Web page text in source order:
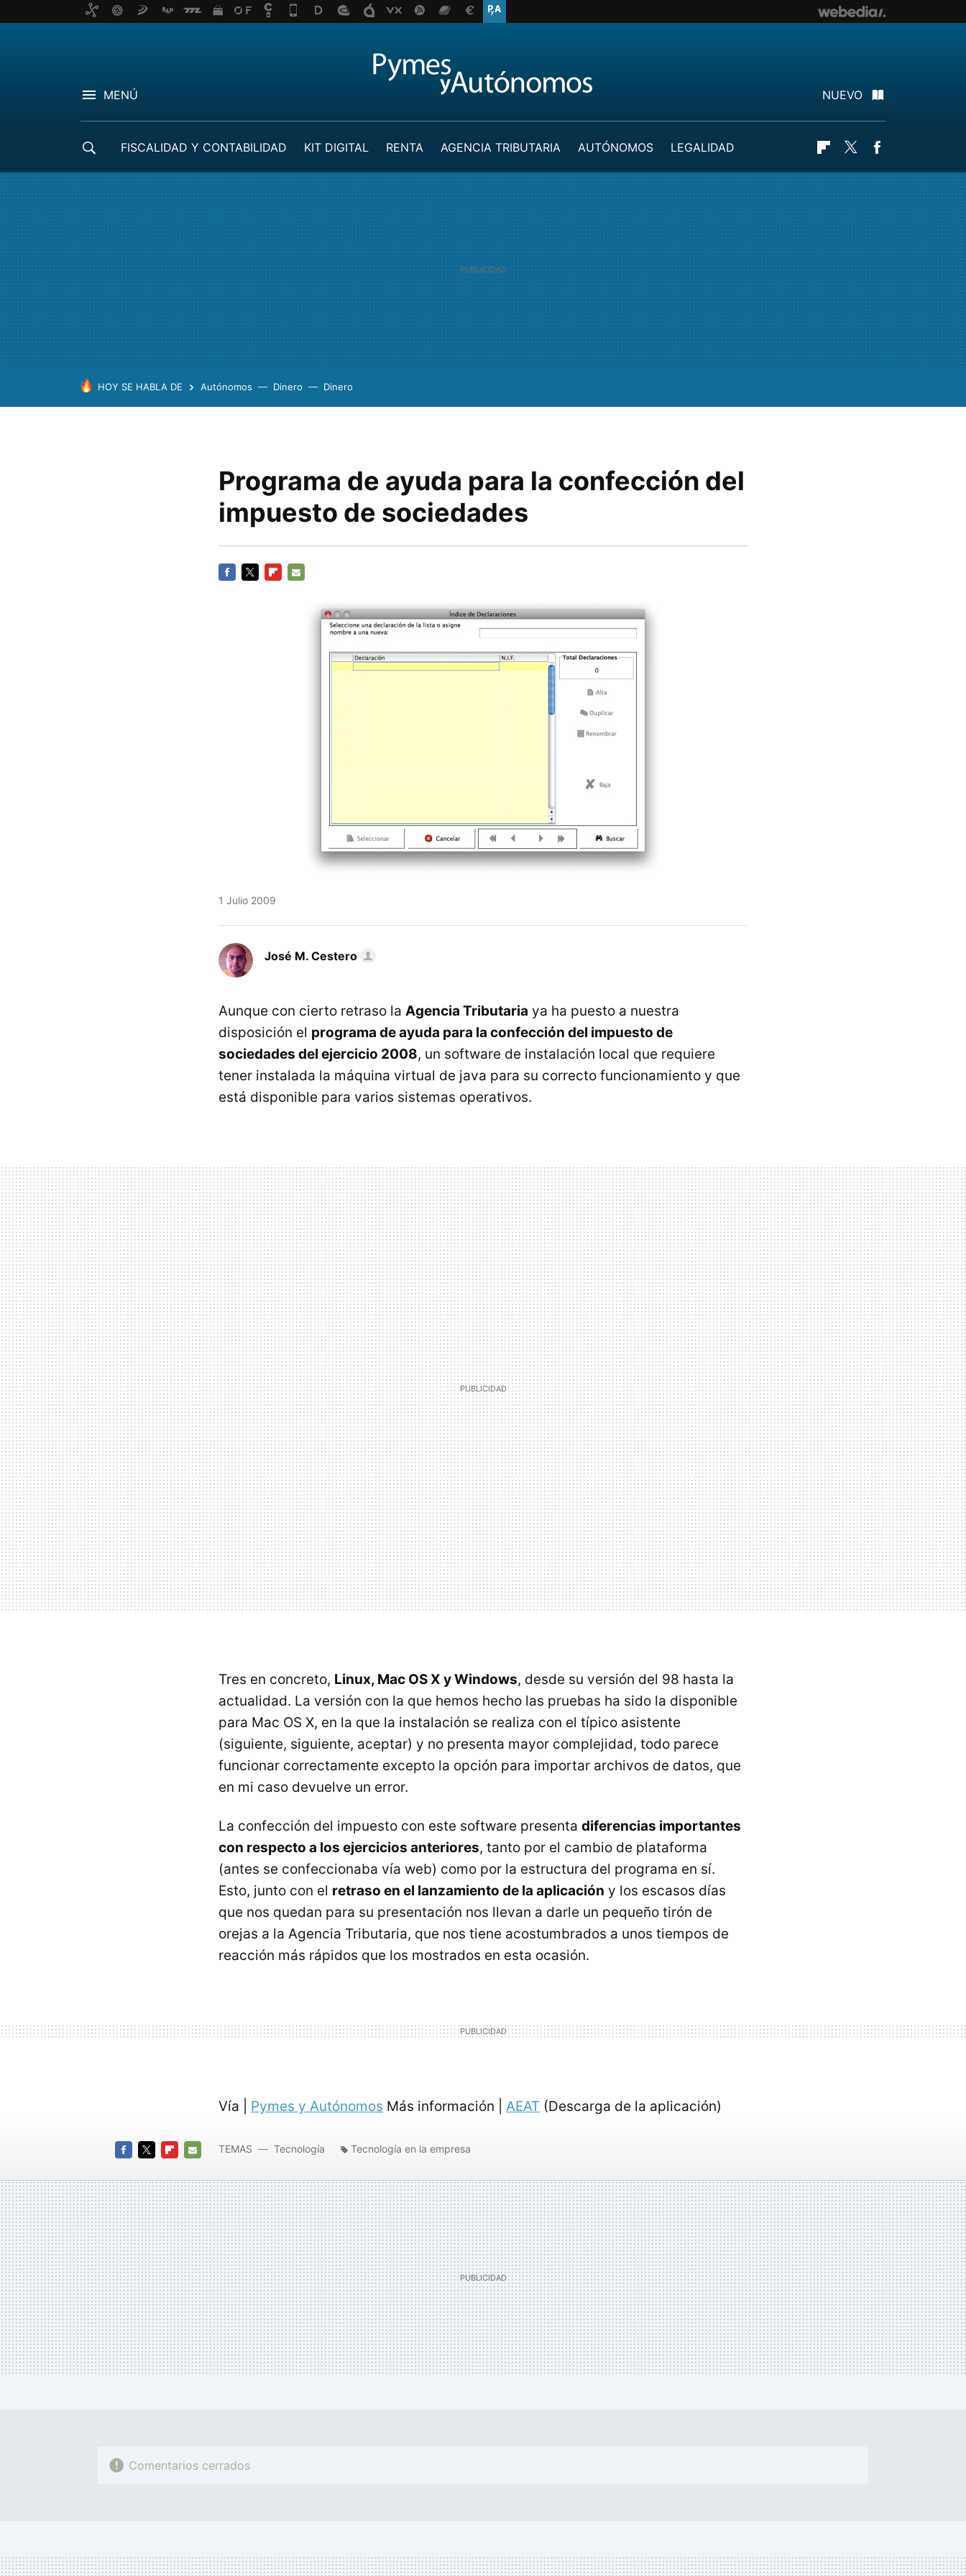
MENÚ NUEVO
FISCALIDAD Y CONTABILIDAD KIT DIGITAL RENTA AGENCIA TRIBUTARIA AUTÓNOMOS
LEGALIDAD
Flipboard
Twitter
HOY SE HABLA DE Autónomos Dinero Dinero
Programa de ayuda para la confección del
impuesto de sociedades
1 Julio 2009
José M. Cestero
Aunque con cierto retraso la Agencia Tributaria ya ha puesto a nuestra
disposición el programa de ayuda para la confección del impuesto de
sociedades del ejercicio 2008, un software de instalación local que requiere
tener instalada la máquina virtual de java para su correcto funcionamiento y que
está disponible para varios sistemas operativos.
Tres en concreto, Linux, Mac OS X y Windows, desde su versión del 98 hasta la
actualidad. La versión con la que hemos hecho las pruebas ha sido la disponible
para Mac OS X, en la que la instalación se realiza con el típico asistente
(siguiente, siguiente, aceptar) y no presenta mayor complejidad, todo parece
funcionar correctamente excepto la opción para importar archivos de datos, que
en mi caso devuelve un error.
La confección del impuesto con este software presenta diferencias importantes
con respecto a los ejercicios anteriores, tanto por el cambio de plataforma
(antes se confeccionaba vía web) como por la estructura del programa en sí.
Esto, junto con el retraso en el lanzamiento de la aplicación y los escasos días
que nos quedan para su presentación nos llevan a darle un pequeño tirón de
orejas a la Agencia Tributaria, que nos tiene acostumbrados a unos tiempos de
reacción más rápidos que los mostrados en esta ocasión.
Vía | Pymes y Autónomos Más información | AEAT (Descarga de la aplicación)
MAIL
TEMAS Tecnología Tecnología en la empresa
Comentarios cerrados